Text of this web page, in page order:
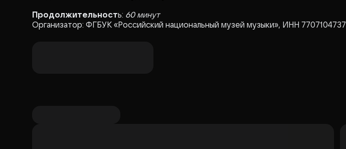
Продолжительность: 60 минут
Организатор: ФГБУК «Российский национальный музей музыки», ИНН 7707104737